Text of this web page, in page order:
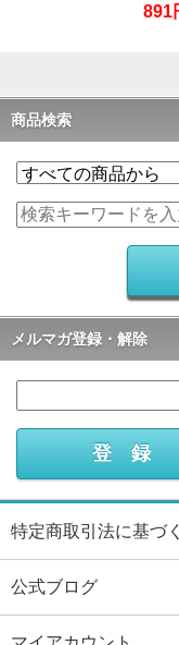
891
商品検索
メルマガ登録・解除
特定商取引法に基づ
公式ブログ